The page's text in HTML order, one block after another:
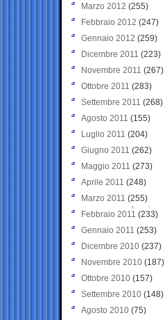
Marzo 2012 (255)
Febbraio 2012 (247)
Gennaio 2012 (259)
Dicembre 2011 (223)
Novembre 2011 (267)
Ottobre 2011 (283)
Settembre 2011 (268)
Agosto 2011 (155)
Luglio 2011 (204)
Giugno 2011 (262)
Maggio 2011 (273)
Aprile 2011 (248)
Marzo 2011 (255)
Febbraio 2011 (233)
Gennaio 2011 (253)
Dicembre 2010 (237)
Novembre 2010 (187)
Ottobre 2010 (157)
Settembre 2010 (148)
Agosto 2010 (75)